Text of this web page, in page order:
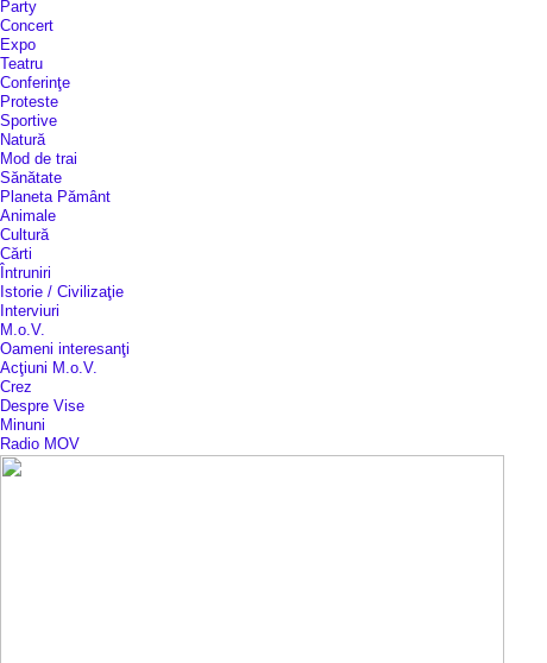
Party
Concert
Expo
Teatru
Conferinţe
Proteste
Sportive
Natură
Mod de trai
Sănătate
Planeta Pământ
Animale
Cultură
Cărti
Întruniri
Istorie / Civilizaţie
Interviuri
M.o.V.
Oameni interesanţi
Acţiuni M.o.V.
Crez
Despre Vise
Minuni
Radio MOV